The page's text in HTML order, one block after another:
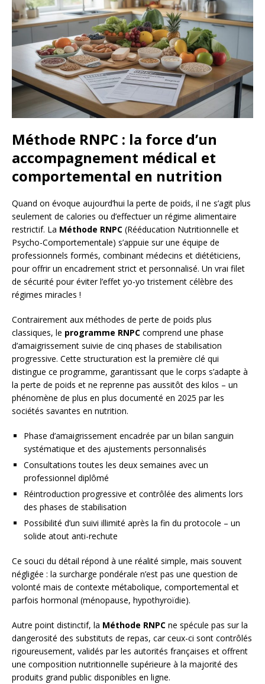
Méthode RNPC : la force d’un
accompagnement médical et
comportemental en nutrition
Quand on évoque aujourd’hui la perte de poids, il ne s’agit plus
seulement de calories ou d’effectuer un régime alimentaire
restrictif. La Méthode RNPC (Rééducation Nutritionnelle et
Psycho-Comportementale) s’appuie sur une équipe de
professionnels formés, combinant médecins et diététiciens,
pour offrir un encadrement strict et personnalisé. Un vrai filet
de sécurité pour éviter l’effet yo-yo tristement célèbre des
régimes miracles !
Contrairement aux méthodes de perte de poids plus
classiques, le programme RNPC comprend une phase
d’amaigrissement suivie de cinq phases de stabilisation
progressive. Cette structuration est la première clé qui
distingue ce programme, garantissant que le corps s’adapte à
la perte de poids et ne reprenne pas aussitôt des kilos – un
phénomène de plus en plus documenté en 2025 par les
sociétés savantes en nutrition.
Phase d’amaigrissement encadrée par un bilan sanguin
systématique et des ajustements personnalisés
Consultations toutes les deux semaines avec un
professionnel diplômé
Réintroduction progressive et contrôlée des aliments lors
des phases de stabilisation
Possibilité d’un suivi illimité après la fin du protocole – un
solide atout anti-rechute
Ce souci du détail répond à une réalité simple, mais souvent
négligée : la surcharge pondérale n’est pas une question de
volonté mais de contexte métabolique, comportemental et
parfois hormonal (ménopause, hypothyroïdie).
Autre point distinctif, la Méthode RNPC ne spécule pas sur la
dangerosité des substituts de repas, car ceux-ci sont contrôlés
rigoureusement, validés par les autorités françaises et offrent
une composition nutritionnelle supérieure à la majorité des
produits grand public disponibles en ligne.